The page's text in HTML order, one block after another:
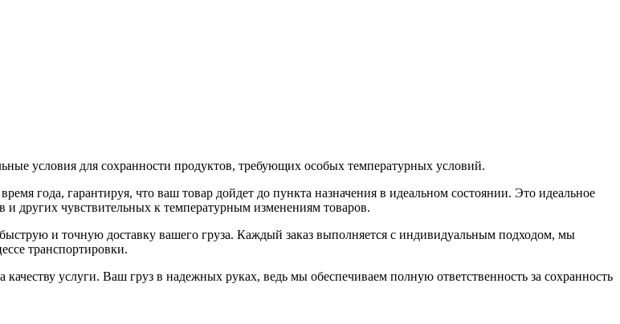
условия для сохранности продуктов, требующих особых температурных условий.
года, гарантируя, что ваш товар дойдет до пункта назначения в идеальном состоянии. Это идеальное
и других чувствительных к температурным изменениям товаров.
и точную доставку вашего груза. Каждый заказ выполняется с индивидуальным подходом, мы
транспортировки.
услуги. Ваш груз в надежных руках, ведь мы обеспечиваем полную ответственность за сохранность